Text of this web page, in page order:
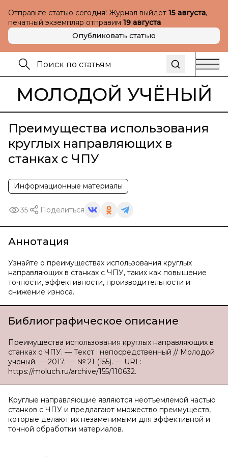
Отправьте статью сегодня! Журнал выйдет 15 августа,
печатный экземпляр отправим 19 августа
Опубликовать статью
МОЛОДОЙ УЧЁНЫЙ
Преимущества использования
круглых направляющих в
станках с ЧПУ
Информационные материалы
35 Поделиться
Аннотация
Узнайте о преимуществах использования круглых
направляющих в станках с ЧПУ, таких как повышение
точности, эффективности, производительности и
снижение износа.
Библиографическое описание
Преимущества использования круглых направляющих в
станках с ЧПУ. — Текст : непосредственный // Молодой
ученый. — 2017. — № 21 (155). — URL:
https://moluch.ru/archive/155/110632.
Круглые направляющие являются неотъемлемой частью
станков с ЧПУ и предлагают множество преимуществ,
которые делают их незаменимыми для эффективной и
точной обработки материалов.